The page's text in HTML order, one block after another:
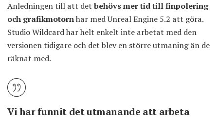
Anledningen till att det behövs mer tid till finpolering
och grafikmotornhar med Unreal Engine 5.2 att göra.
Studio Wildcard har helt enkelt inte arbetat med den
versionen tidigare och det blev en större utmaning än de
räknat med.
Vi har funnit det utmanande att arbeta